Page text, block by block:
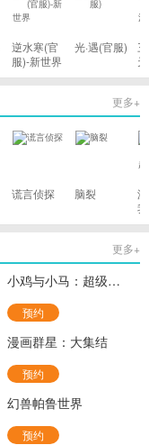
逆水寒(官
服)-新世界
光·遇(官服)
更多+
谎言侦探 脑裂
雄
更多+
小鸡与小马：超级派对-超级鸡马
预约
漫画群星：大集结
预约
幻兽帕鲁世界
预约